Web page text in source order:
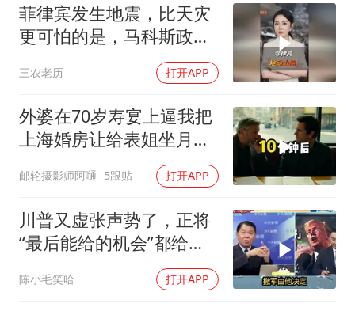
“不怕六爷挂得多 就怕六爷挂一颗”
多个明星演唱会取消
人民的健康、体质、幸福一脉相承
菲律宾发生地震，比天灾
更可怕的是，马科斯政府
三农老历 打开APP
外婆在70岁寿宴上逼我把
上海婚房让给表姐坐月
子，我说行转问舅舅
邮轮摄影师阿嗵 5跟贴 打开APP
川普又虚张声势了，正将
“最后能给的机会”都给伊
陈小毛笑哈 打开APP